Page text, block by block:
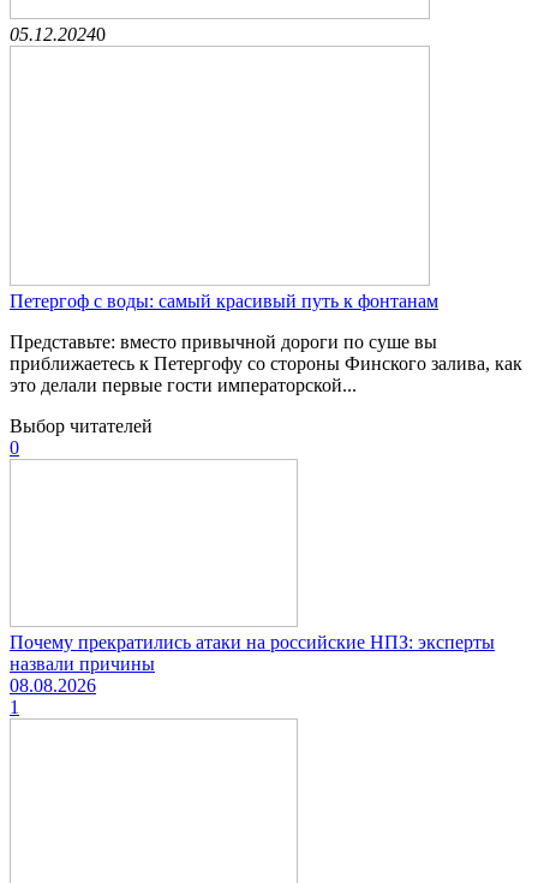
05.12.20240
Петергоф с воды: самый красивый путь к фонтанам
Представьте: вместо привычной дороги по суше вы
приближаетесь к Петергофу со стороны Финского залива, как
это делали первые гости императорской...
Выбор читателей
0
Почему прекратились атаки на российские НПЗ: эксперты
назвали причины
08.08.2026
1